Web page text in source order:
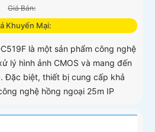
Giá Bán:
Khuyến Mại:
là một sản phẩm công nghệ
lý hình ảnh CMOS và mang đến
Đặc biệt, thiết bị cung cấp khả
nghệ hồng ngoại 25m IP